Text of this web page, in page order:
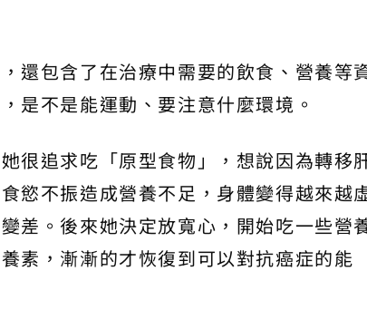
還包含了在治療中需要的飲食、營養等
是不是能運動、要注意什麼環境。
很追求吃「原型食物」，想說因為轉移
慾不振造成營養不足，身體變得越來越
差。後來她決定放寬心，開始吃一些營
素，漸漸的才恢復到可以對抗癌症的能